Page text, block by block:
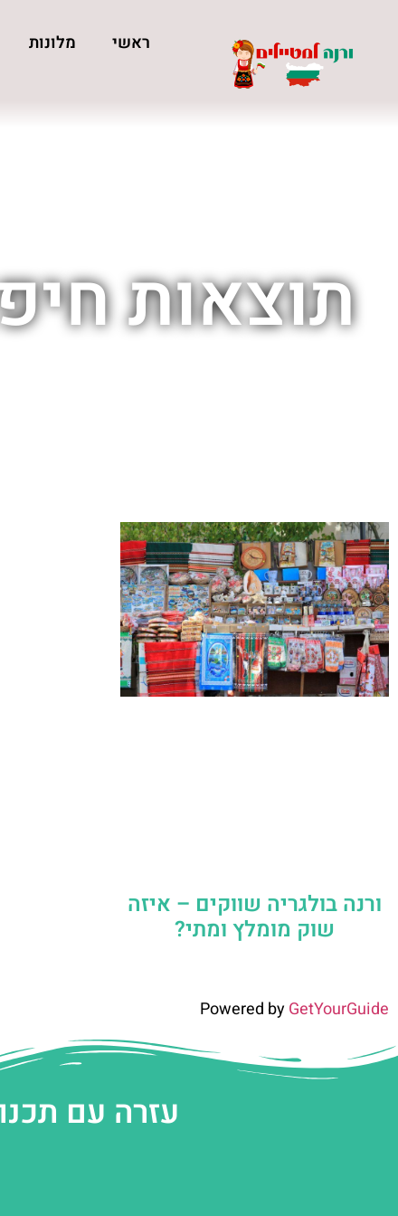
ראשי מלונות
תוצאות
ורנה בולגריה שווקים – איזה
שוק מומלץ ומתי?
Powered byGetYourGuide
עזרה עם